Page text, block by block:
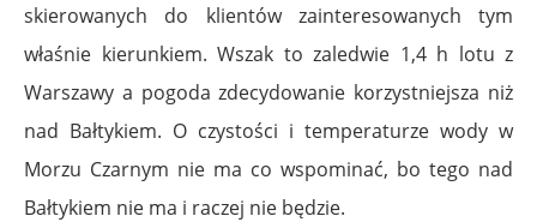
skierowanych do klientów zainteresowanych tym
właśnie kierunkiem. Wszak to zaledwie 1,4 h lotu z
Warszawy a pogoda zdecydowanie korzystniejsza niż
nad Bałtykiem. O czystości i temperaturze wody w
Morzu Czarnym nie ma co wspominać, bo tego nad
Bałtykiem nie ma i raczej nie będzie.